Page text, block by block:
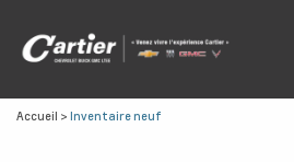
Accueil > Inventaire neuf